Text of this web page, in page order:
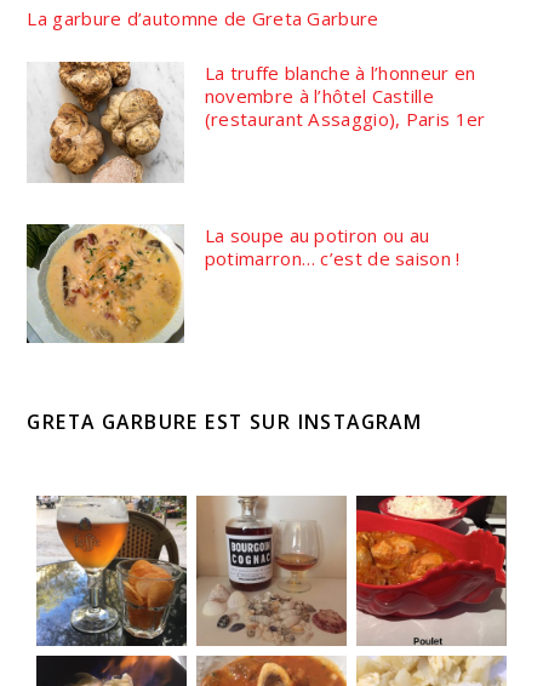
La garbure d’automne de Greta Garbure
La truffe blanche à l’honneur en
novembre à l’hôtel Castille
(restaurant Assaggio), Paris 1er
La soupe au potiron ou au
potimarron… c’est de saison !
GRETA GARBURE EST SUR INSTAGRAM